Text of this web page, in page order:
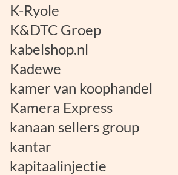
K-Ryole
K&DTC Groep
kabelshop.nl
Kadewe
kamer van koophandel
Kamera Express
kanaan sellers group
kantar
kapitaalinjectie